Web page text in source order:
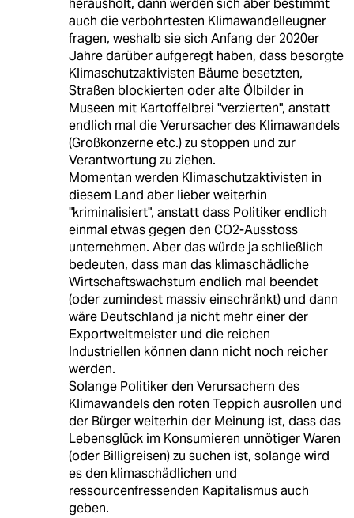
herausholt, dann werden sich aber bestimmt
auch die verbohrtesten Klimawandelleugner
fragen, weshalb sie sich Anfang der 2020er
Jahre darüber aufgeregt haben, dass besorgte
Klimaschutzaktivisten Bäume besetzten,
Straßen blockierten oder alte Ölbilder in
Museen mit Kartoffelbrei "verzierten", anstatt
endlich mal die Verursacher des Klimawandels
(Großkonzerne etc.) zu stoppen und zur
Verantwortung zu ziehen.
Momentan werden Klimaschutzaktivisten in
diesem Land aber lieber weiterhin
"kriminalisiert", anstatt dass Politiker endlich
einmal etwas gegen den CO2-Ausstoss
unternehmen. Aber das würde ja schließlich
bedeuten, dass man das klimaschädliche
Wirtschaftswachstum endlich mal beendet
(oder zumindest massiv einschränkt) und dann
wäre Deutschland ja nicht mehr einer der
Exportweltmeister und die reichen
Industriellen können dann nicht noch reicher
werden.
Solange Politiker den Verursachern des
Klimawandels den roten Teppich ausrollen und
der Bürger weiterhin der Meinung ist, dass das
Lebensglück im Konsumieren unnötiger Waren
(oder Billigreisen) zu suchen ist, solange wird
es den klimaschädlichen und
ressourcenfressenden Kapitalismus auch
geben.